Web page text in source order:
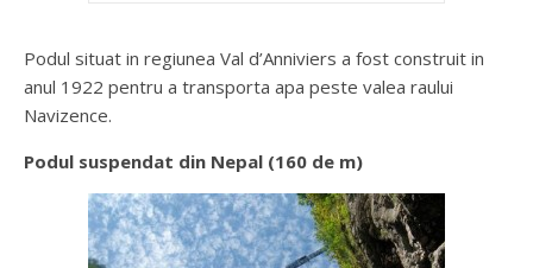
Podul situat in regiunea Val d’Anniviers a fost construit in
anul 1922 pentru a transporta apa peste valea raului
Navizence.
Podul suspendat din Nepal (160 de m)